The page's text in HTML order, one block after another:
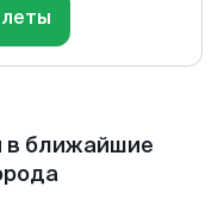
в ближайшие